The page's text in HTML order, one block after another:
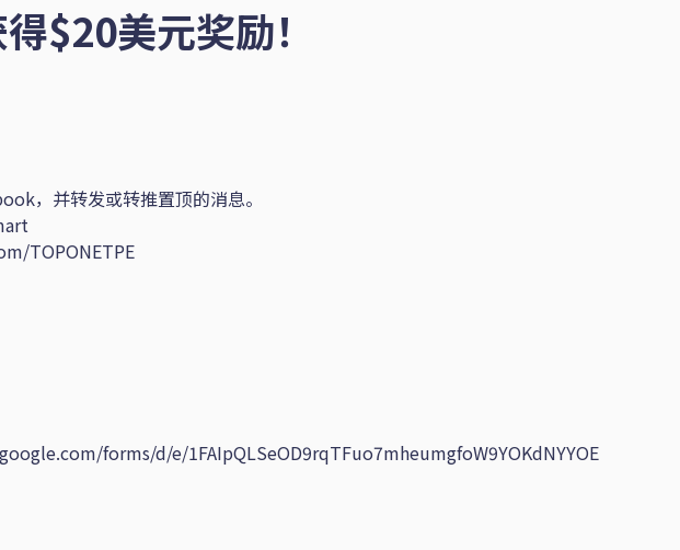
$20美元奖励！
，并转发或转推置顶的消息。
TOPONETPE
forms/d/e/1FAIpQLSeOD9rqTFuo7mheumgfoW9YOKdNYYOE